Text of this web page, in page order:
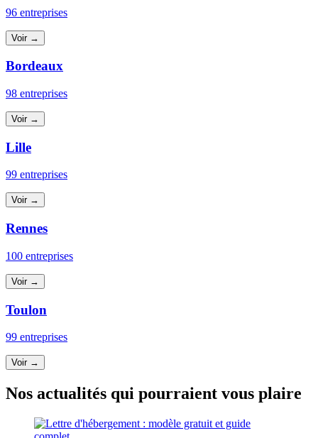
96 entreprises
Voir →
Bordeaux
98 entreprises
Voir →
Lille
99 entreprises
Voir →
Rennes
100 entreprises
Voir →
Toulon
99 entreprises
Voir →
Nos actualités qui pourraient vous plaire